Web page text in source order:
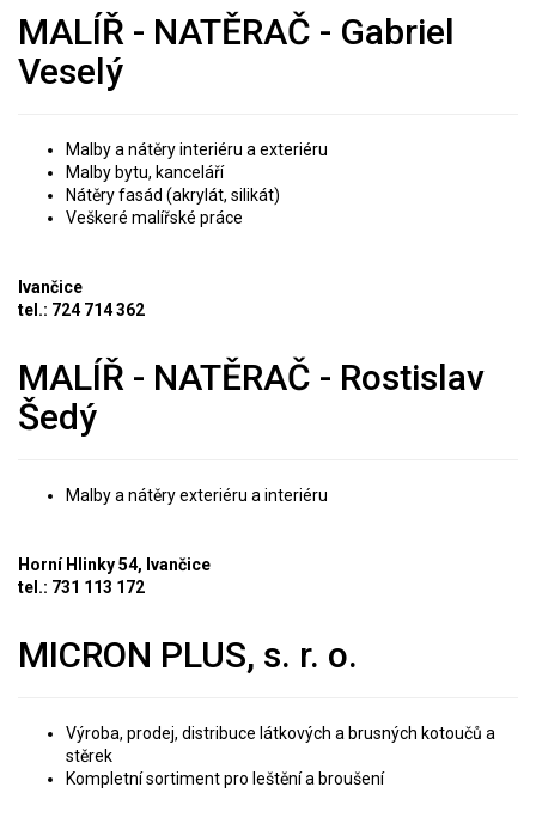
MALÍŘ - NATĚRAČ - Gabriel
Veselý
Malby a nátěry interiéru a exteriéru
Malby bytu, kanceláří
Nátěry fasád (akrylát, silikát)
Veškeré malířské práce
Ivančice
tel.: 724 714 362
MALÍŘ - NATĚRAČ - Rostislav
Šedý
Malby a nátěry exteriéru a interiéru
Horní Hlinky 54, Ivančice
tel.: 731 113 172
MICRON PLUS, s. r. o.
Výroba, prodej, distribuce látkových a brusných kotoučů a
stěrek
Kompletní sortiment pro leštění a broušení